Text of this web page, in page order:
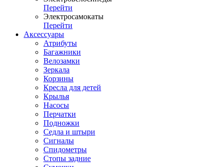
Перейти
Электросамокаты
Перейти
Аксессуары
Атрибуты
Багажники
Велозамки
Зеркала
Корзины
Кресла для детей
Крылья
Насосы
Перчатки
Подножки
Седла и штыри
Сигналы
Спидометры
Стопы задние